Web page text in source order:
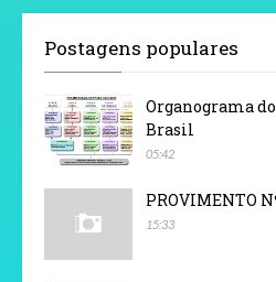
Postagens populares
Organograma
Brasil
05:42
PROVIMENTO
15:33